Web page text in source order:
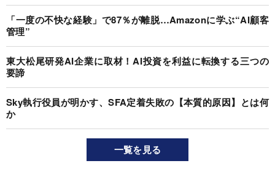
「一度の不快な経験」で87％が離脱…Amazonに学ぶ“AI顧客
管理”
東大松尾研発AI企業に取材！AI投資を利益に転換する三つの
要諦
Sky執行役員が明かす、SFA定着失敗の【本質的原因】とは何
か
一覧を見る